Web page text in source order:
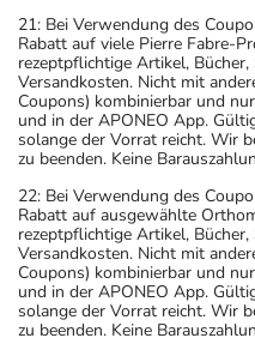
21: Bei Verwendung des
Rabatt auf viele Pierre Fabre-
rezeptpflichtige Artikel,
Versandkosten. Nicht mit
Coupons) kombinierbar und
und in der APONEO App.
solange der Vorrat reicht. Wir
zu beenden. Keine
22: Bei Verwendung des
Rabatt auf ausgewählte
rezeptpflichtige Artikel,
Versandkosten. Nicht mit
Coupons) kombinierbar und
und in der APONEO App.
solange der Vorrat reicht. Wir
zu beenden. Keine